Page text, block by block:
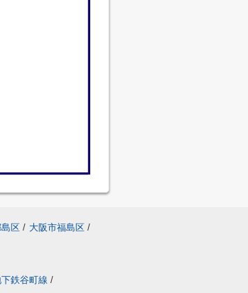
区 / 大阪市福島区 /
鉄谷町線 /